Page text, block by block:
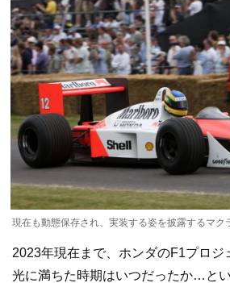
現在も動態保存され、実装する姿を披露するマク
2023年現在まで、ホンダのF1プロジ
光に満ちた時期はいつだったか…と